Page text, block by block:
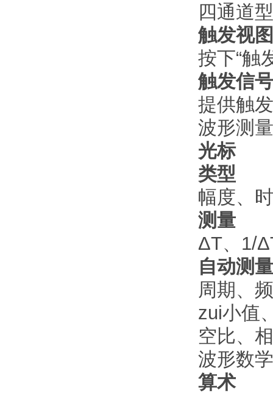
四通道
触发视图
按下“触
触发信
提供触
波形测量
光标
类型
幅度、
测量
ΔT、1/
自动测量
周期、
zui小值
空比、
波形数
算术